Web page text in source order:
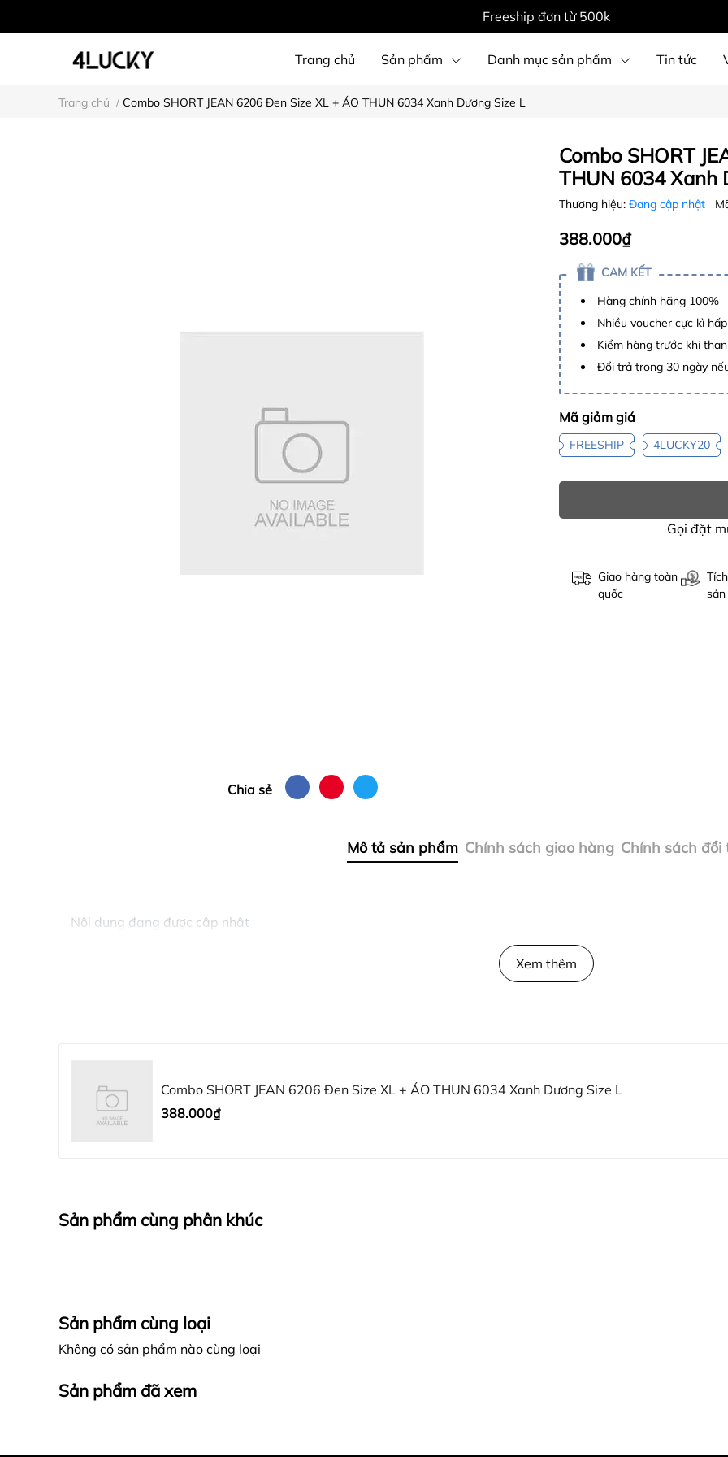
Freeship đơn từ 500k
Trang chủ Sản phẩm Danh mục sản phẩm Tin tức
Trang chủ / Combo SHORT JEAN 6206 Đen Size XL + ÁO THUN 6034 Xanh Dương Size L
Chia sẻ
Combo SHORT
THUN 6034 Xanh
Thương hiệu: Đang cập nhật
388.000₫
CAM KẾT
Hàng chính hãng 100%
Nhiều voucher cực kì
Kiểm hàng trước khi
Đổi trả trong 30 ngày
Mã giảm giá
FREESHIP 4LUCKY20
Gọi đặt
Giao hàng toàn
quốc
Mô tả sản phẩm Chính sách giao hàng Chính sách đổi
Nội dung đang được cập nhật
Xem thêm
Combo SHORT JEAN 6206 Đen Size XL + ÁO THUN 6034 Xanh Dương Size L
388.000₫
Sản phẩm cùng phân khúc
Sản phẩm cùng loại
Không có sản phẩm nào cùng loại
Sản phẩm đã xem